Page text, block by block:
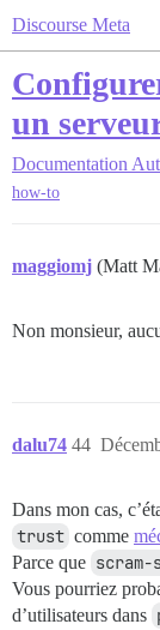
Discourse Meta
un
Documentation
how-to
maggiomj (Matt
Non monsieur,
dalu74 44
Dans mon cas,
trust comme
Parce que scram-
Vous pourriez
d’utilisateurs dans